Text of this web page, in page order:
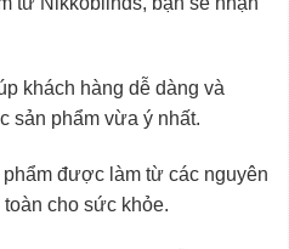
khách hàng dễ dàng và
sản phẩm vừa ý nhất.
được làm từ các nguyên
toàn cho sức khỏe.